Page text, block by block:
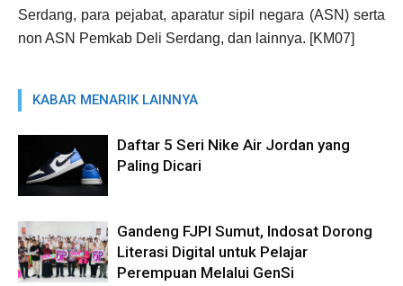
Serdang, para pejabat, aparatur sipil negara (ASN) serta
non ASN Pemkab Deli Serdang, dan lainnya. [KM07]
KABAR MENARIK LAINNYA
Daftar 5 Seri Nike Air Jordan yang
Paling Dicari
Gandeng FJPI Sumut, Indosat Dorong
Literasi Digital untuk Pelajar
Perempuan Melalui GenSi